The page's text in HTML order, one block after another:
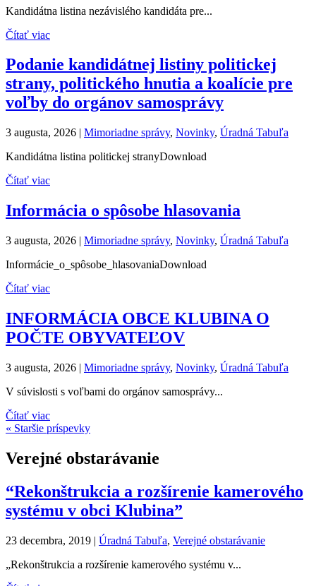
Kandidátna listina nezávislého kandidáta pre...
Čítať viac
Podanie kandidátnej listiny politickej
strany, politického hnutia a koalície pre
voľby do orgánov samosprávy
3 augusta, 2026 | Mimoriadne správy, Novinky, Úradná Tabuľa
Kandidátna listina politickej stranyDownload
Čítať viac
Informácia o spôsobe hlasovania
3 augusta, 2026 | Mimoriadne správy, Novinky, Úradná Tabuľa
Informácie_o_spôsobe_hlasovaniaDownload
Čítať viac
INFORMÁCIA OBCE KLUBINA O
POČTE OBYVATEĽOV
3 augusta, 2026 | Mimoriadne správy, Novinky, Úradná Tabuľa
V súvislosti s voľbami do orgánov samosprávy...
Čítať viac
« Staršie príspevky
Verejné obstarávanie
“Rekonštrukcia a rozšírenie kamerového
systému v obci Klubina”
23 decembra, 2019 | Úradná Tabuľa, Verejné obstarávanie
„Rekonštrukcia a rozšírenie kamerového systému v...